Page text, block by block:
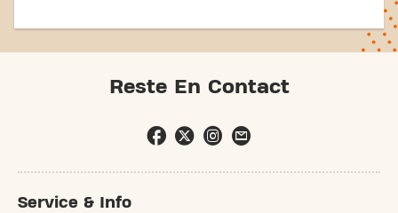
Reste En Contact
Service & Info